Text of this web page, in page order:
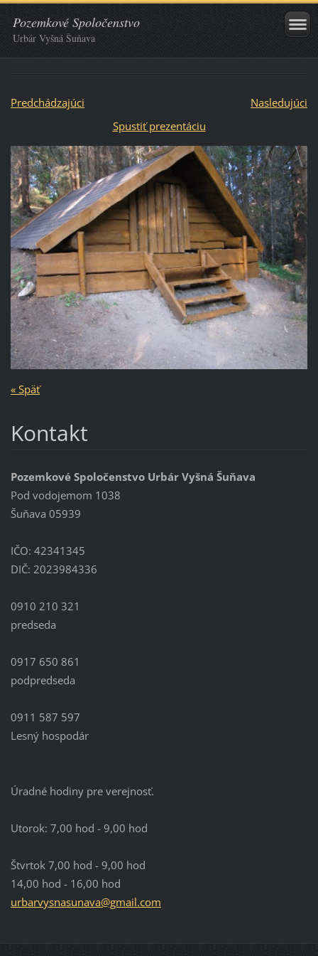
Pozemkové Spoločenstvo
Urbár Vyšná Šuňava
Predchádzajúci
Nasledujúci
Spustiť prezentáciu
« Späť
Kontakt
Pozemkové Spoločenstvo Urbár Vyšná Šuňava
Pod vodojemom 1038
Šuňava 05939
IČO: 42341345
DIČ: 2023984336
0910 210 321
predseda
0917 650 861
podpredseda
0911 587 597
Lesný hospodár
Úradné hodiny pre verejnosť.
Utorok: 7,00 hod - 9,00 hod
Štvrtok 7,00 hod - 9,00 hod
14,00 hod - 16,00 hod
urbarvysnasunava@gmail.com